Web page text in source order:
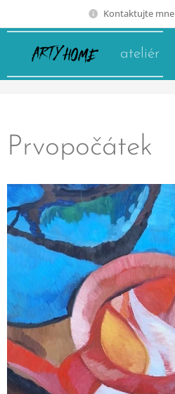
Kontaktujte mne
ateliér
Prvopočátek